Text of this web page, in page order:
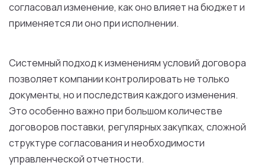
согласовал изменение, как оно влияет на бюджет и
применяется ли оно при исполнении.
Системный подход к изменениям условий договора
позволяет компании контролировать не только
документы, но и последствия каждого изменения.
Это особенно важно при большом количестве
договоров поставки, регулярных закупках, сложной
структуре согласования и необходимости
управленческой отчетности.